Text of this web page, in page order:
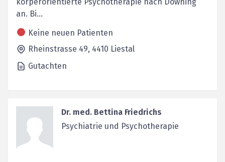
körperorientierte Psychotherapie nach Downing
an. Bi...
Keine neuen Patienten
Rheinstrasse 49, 4410 Liestal
Gutachten
Dr. med. Bettina Friedrichs
Psychiatrie und Psychotherapie